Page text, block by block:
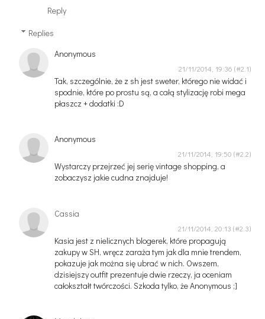
Reply
Replies
Anonymous
21/11/2014, 19:36
Tak, szczególnie, że z sh jest sweter, którego nie widać i
spodnie, które po prostu są, a całą stylizację robi mega
płaszcz + dodatki :D
Anonymous
21/11/2014, 19:50
Wystarczy przejrzeć jej serię vintage shopping, a
zobaczysz jakie cudna znajduje!
Cassia
21/11/2014, 20:13
Kasia jest z nielicznych blogerek, które propagują
zakupy w SH, wręcz zaraża tym jak dla mnie trendem,
pokazuje jak można się ubrać w nich. Owszem,
dzisiejszy outfit prezentuje dwie rzeczy, ja oceniam
całokształt twórczości. Szkoda tylko, że Anonymous ;]